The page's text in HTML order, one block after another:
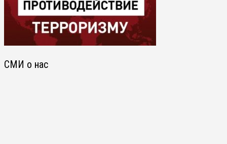
СМИ о нас